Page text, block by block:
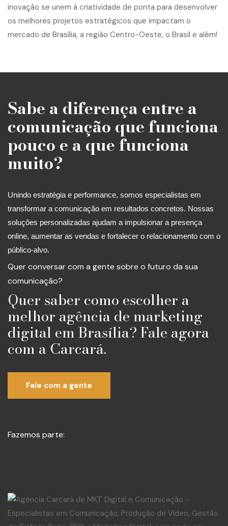
Sabe a diferença entre a
comunicação que funciona
pouco e a que funciona
muito?
Unindo estratégia e performance, somos especialistas em
transformar a comunicação em resultados concretos. Nossas
soluções personalizadas ajudam a impulsionar a presença
online, aumentar as vendas e fortalecer o relacionamento com o
público-alvo.
Quer conversar com a gente sobre o futuro da sua
comunicação?
Quer saber como escolher a
melhor agência de marketing
digital em Brasília? Fale agora
com a Carcará.
Fale com a gente
Fazemos parte: